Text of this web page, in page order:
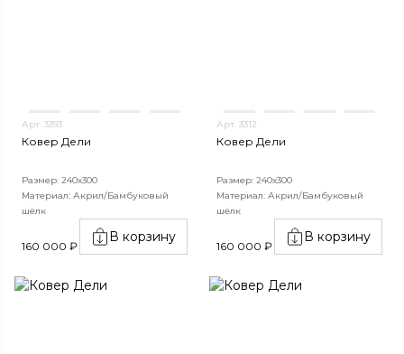
Арт. 3393
Ковер Дели
Размер: 240х300
Материал: Акрил/Бамбуковый
шёлк
160 000 ₽
В корзину
Арт. 3312
Ковер Дели
Размер: 240х300
Материал: Акрил/Бамбуковый
шёлк
160 000 ₽
В корзину